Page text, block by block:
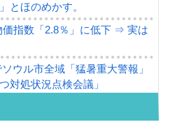
とほのめかす。
価指数「2.8％」に低下 ⇒ 実は
ウル市全域「猛暑重大警報」
対処状況点検会議」
分「71台」しか売れなかっ